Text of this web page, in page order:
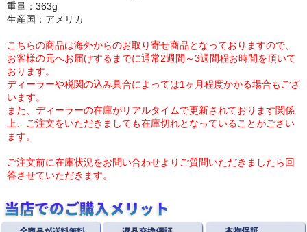
重量：363g
生産国：アメリカ
こちらの商品は海外からのお取り寄せ商品となっておりますので、
お客様の元へお届けするまでに通常2週間～3週間程お時間を頂いて
おります。
ディーラーや税関の込み具合によっては1ヶ月程度かかる場合もござ
います。
また、ディーラーの在庫がリアルタイムで更新されております関係
上、ご注文をいただきましても在庫切れとなっていることがござい
ます。
ご注文前に在庫状況をお問い合わせよりご質問いただきましたら回
答させていただきます。